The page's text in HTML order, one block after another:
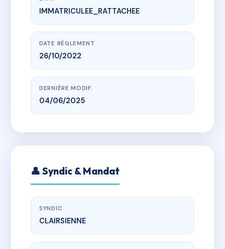
www.vme.plus/AJ2370575
GRAND AIR
9 Rue Luis Bunuel, 33270 Floirac
IMMATRICULEE_RATTACHEE
DATE RÈGLEMENT
26/10/2022
DERNIÈRE MODIF.
04/06/2025
👤 Syndic & Mandat
SYNDIC
CLAIRSIENNE